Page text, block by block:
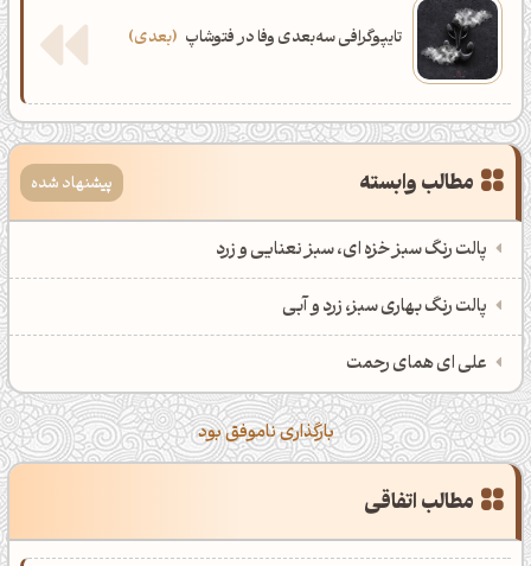
تایپوگرافی سه‌بعدی وفا در فتوشاپ بعدی
مطالب وابسته پیشنهاد شده
پالت رنگ سبز خزه ای، سبز نعنایی و زرد
پالت رنگ بهاری سبز، زرد و آبی
علی ای همای رحمت
بارگذاری ناموفق بود
مطالب اتفاقی